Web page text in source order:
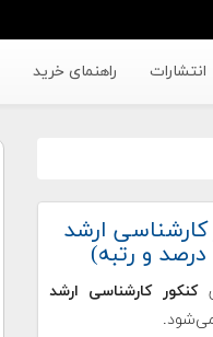
انتشارات راهنمای خرید
کارشناسی ارشد
و رتبه)
کنکور کارشناسی ارشد
می‌شود.